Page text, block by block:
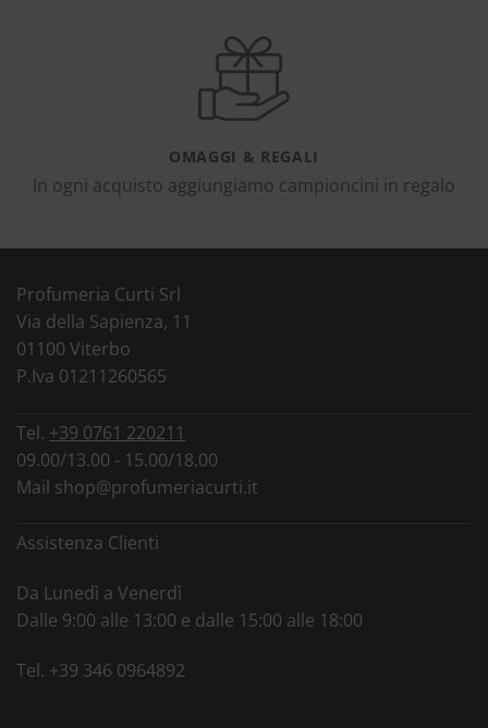
OMAGGI & REGALI
In ogni acquisto aggiungiamo campioncini in regalo
Profumeria Curti Srl
Via della Sapienza, 11
01100 Viterbo
P.Iva 01211260565
Tel. +39 0761 220211
09.00/13.00 - 15.00/18.00
Mail shop@profumeriacurti.it
Assistenza Clienti
Da Lunedì a Venerdì
Dalle 9:00 alle 13:00 e dalle 15:00 alle 18:00
Tel. +39 346 0964892